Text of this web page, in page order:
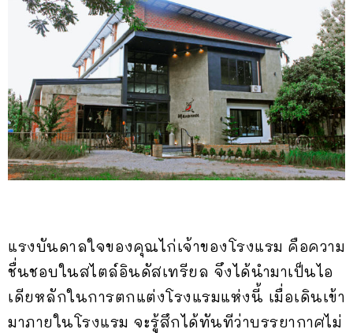
แรงบันดาลใจของคุณไก่เจ้าของโรงแรม คือความ
ชื่นชอบในสไตล์อินดัสเทรียล จึงได้นำมาเป็นไอ
เดียหลักในการตกแต่งโรงแรมแห่งนี้ เมื่อเดินเข้า
มาภายในโรงแรม จะรู้สึกได้ทันทีว่าบรรยากาศไม่